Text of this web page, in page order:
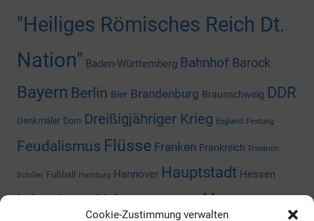
Cookie-Zustimmung verwalten
"Heiliges Römisches Reich Dt.
Nation" Baden-Württemberg Bahnhof Barock
Bayern Berlin Bier Brandenburg Braunschweig DDR
Denkmäler Dom Dreißigjähriger Krieg England Festung
Feudalismus Flüsse Franken Frankreich Friedrich
Schiller Fußball Hamburg Hannover Hauptstadt Hessen
Industriegeschichte Museum